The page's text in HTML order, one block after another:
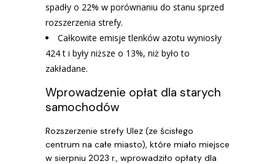
spadły o 22% w porównaniu do stanu sprzed
rozszerzenia strefy.
Całkowite emisje tlenków azotu wyniosły
424 t i były niższe o 13%, niż było to
zakładane.
Wprowadzenie opłat dla starych
samochodów
Rozszerzenie strefy Ulez (ze ścisłego
centrum na całe miasto), które miało miejsce
w sierpniu 2023 r., wprowadziło opłaty dla